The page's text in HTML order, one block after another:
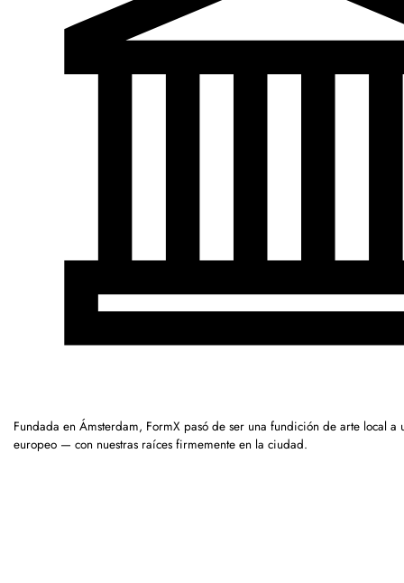
Fundada en Ámsterdam, FormX pasó de ser una fundición de arte local
europeo — con nuestras raíces firmemente en la ciudad.